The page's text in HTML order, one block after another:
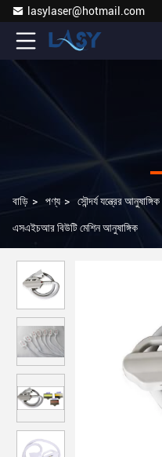
lasylaser@hotmail.com
বাড়ি > পণ্য > সৌন্দর্য যন্ত্রের আনুষাঙ্গিক
এসএইচআর বিউটি মেশিন আনুষাঙ্গিক